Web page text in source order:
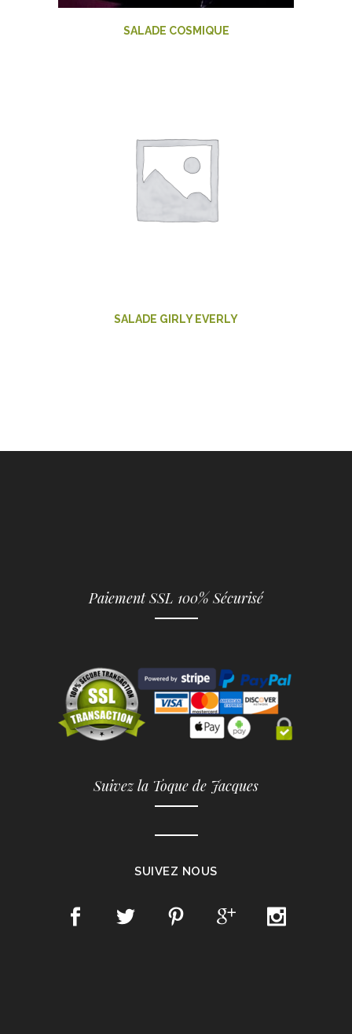
SALADE COSMIQUE
SALADE GIRLY EVERLY
Paiement SSL 100% Sécurisé
Suivez la Toque de Jacques
SUIVEZ NOUS